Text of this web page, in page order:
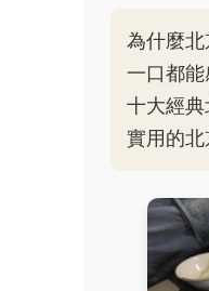
為什麼
一口都
十大經
實用的北